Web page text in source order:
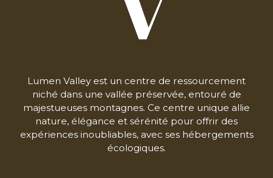
Lumen Valley est un centre de ressourcement
niché dans une vallée préservée, entouré de
majestueuses montagnes. Ce centre unique allie
nature, élégance et sérénité pour offrir des
expériences inoubliables, avec ses hébergements
écologiques.